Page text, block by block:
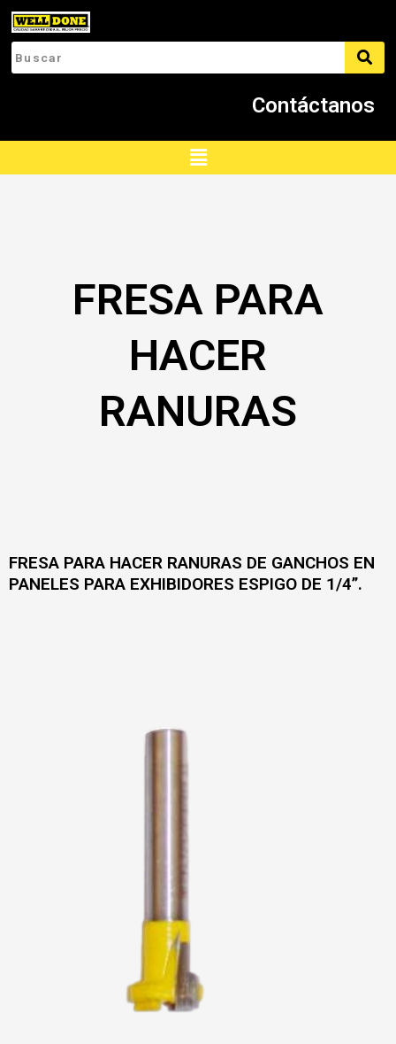
contenido
Contáctanos
Menú
FRESA PARA
HACER
RANURAS
FRESA PARA HACER RANURAS DE GANCHOS EN
PANELES PARA EXHIBIDORES ESPIGO DE 1/4”.